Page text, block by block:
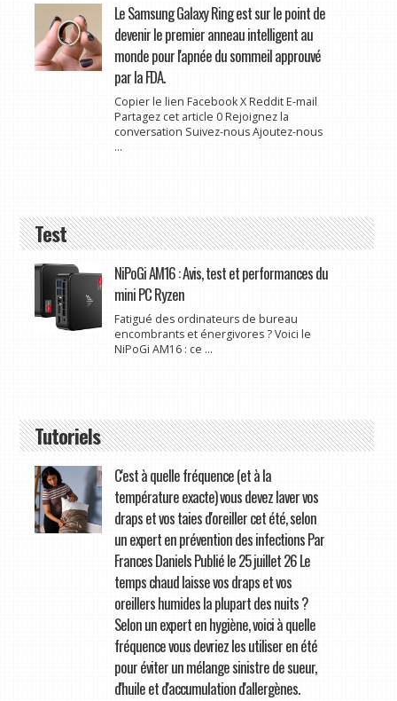
Le Samsung Galaxy Ring est sur le point de
devenir le premier anneau intelligent au
monde pour l'apnée du sommeil approuvé
par la FDA.
Copier le lien Facebook X Reddit E-mail
Partagez cet article 0 Rejoignez la
conversation Suivez-nous Ajoutez-nous
...
Test
NiPoGi AM16 : Avis, test et performances du
mini PC Ryzen
Fatigué des ordinateurs de bureau
encombrants et énergivores ? Voici le
NiPoGi AM16 : ce ...
Tutoriels
C'est à quelle fréquence (et à la
température exacte) vous devez laver vos
draps et vos taies d'oreiller cet été, selon
un expert en prévention des infections Par
Frances Daniels Publié le 25 juillet 26 Le
temps chaud laisse vos draps et vos
oreillers humides la plupart des nuits ?
Selon un expert en hygiène, voici à quelle
fréquence vous devriez les utiliser en été
pour éviter un mélange sinistre de sueur,
d'huile et d'accumulation d'allergènes.